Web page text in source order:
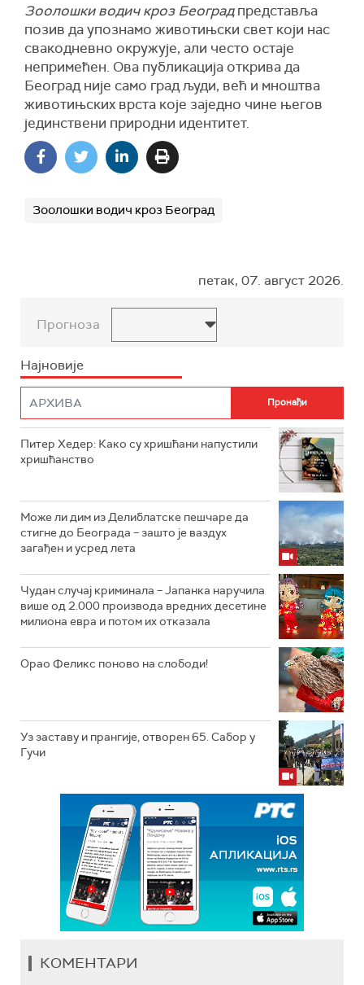
Зоолошки водич кроз Београдпредставља
позив да упознамо животињски свет који нас
свакодневно окружује, али често остаје
непримећен. Ова публикација открива да
Београд није само град људи, већ и мноштва
животињских врста које заједно чине његов
јединствени природни идентитет.
Зоолошки водич кроз Београд
петак, 07. август 2026.
Прогноза
Најновије
Питер Хедер: Како су хришћани напустили
хришћанство
Може ли дим из Делиблатске пешчаре да
стигне до Београда – зашто је ваздух
загађен и усред лета
Чудан случај криминала – Јапанка наручила
више од 2.000 производа вредних десетине
милиона евра и потом их отказала
Орао Феликс поново на слободи!
Уз заставу и прангије, отворен 65. Сабор у
Гучи
КОМЕНТАРИ